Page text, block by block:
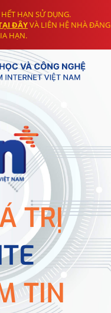
HẠN SỬ DỤNG.
ĐÂYVÀ LIÊN HỆ NHÀ ĐĂNG
HẠN.
TRỊ
TIN